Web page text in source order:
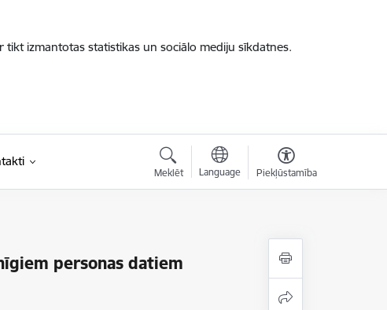
izmantotas statistikas un sociālo mediju sīkdatnes.
Meklēt Language Piekļūstamība
personas datiem